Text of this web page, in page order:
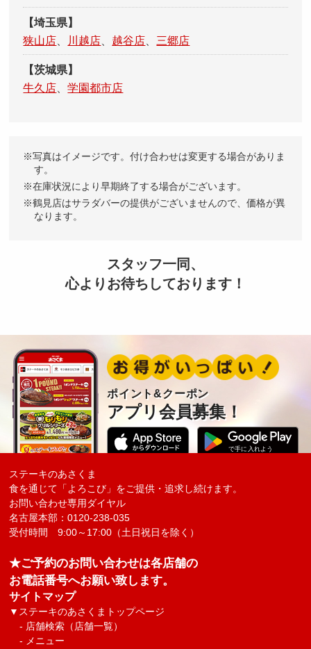
【埼玉県】
狭山店
川越店 越谷店 三郷店
【茨城県】
牛久店 、学園都市店
写真はイメージです。付け合わせは変更する場合がありま
す。
在庫状況により早期終了する場合がございます。
鶴見店はサラダバーの提供がございませんので、価格が異
なります。
スタッフ一同、
心よりお待ちしております！
ポイント&クーポン
アプリ会員募集！
ステーキのあさくま
食を通じて「よろこび」をご提供・追求し続けます。
お問い合わせ専用ダイヤル
名古屋本部：0120-238-035
受付時間 9:00～17:00（土日祝日を除く）
★ご予約のお問い合わせは各店舗の
お電話番号へお願い致します。
サイトマップ
▼ ステーキのあさくまトップページ
- 店舗検索（店舗一覧）
- メニュー